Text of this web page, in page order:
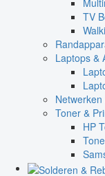
TV
Laptops &
Toner &
HP